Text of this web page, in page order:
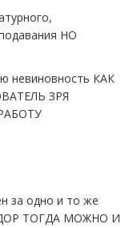
НО
невиновность КАК
ЗРЯ
ТОГДА МОЖНО И